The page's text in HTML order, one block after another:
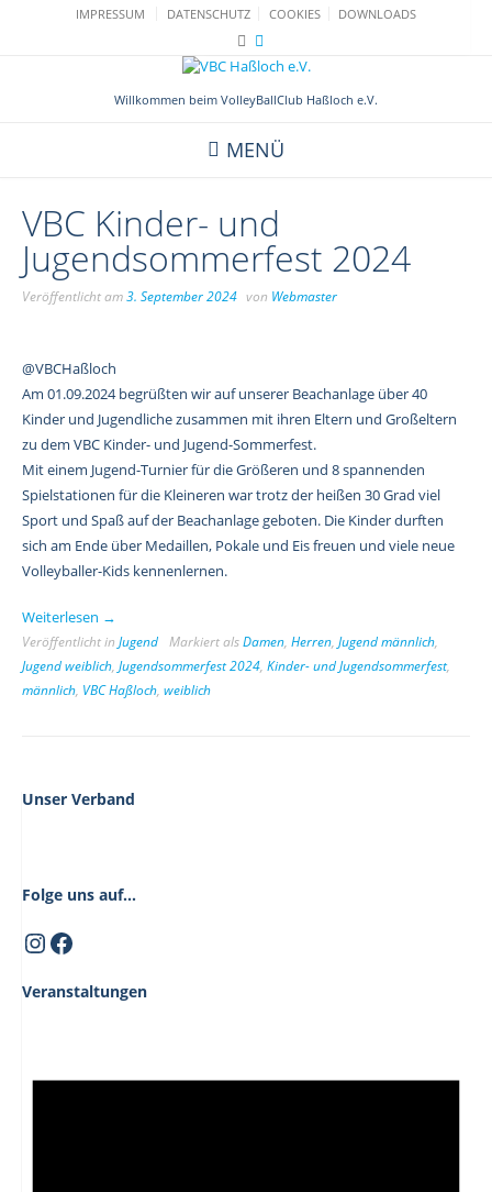
IMPRESSUM DATENSCHUTZ COOKIES DOWNLOADS
Willkommen beim VolleyBallClub Haßloch e.V.
MENÜ
VBC Kinder- und
Jugendsommerfest 2024
Veröffentlicht am3. September 2024 von Webmaster
@VBCHaßloch
Am 01.09.2024 begrüßten wir auf unserer Beachanlage über 40
Kinder und Jugendliche zusammen mit ihren Eltern und Großeltern
zu dem VBC Kinder- und Jugend-Sommerfest.
Mit einem Jugend-Turnier für die Größeren und 8 spannenden
Spielstationen für die Kleineren war trotz der heißen 30 Grad viel
Sport und Spaß auf der Beachanlage geboten. Die Kinder durften
sich am Ende über Medaillen, Pokale und Eis freuen und viele neue
Volleyballer-Kids kennenlernen.
Weiterlesen „VBC
Kinder-
und
Jugendsommerfest
→
Veröffentlicht in Jugend Markiert alsDamen, Herren, Jugend männlich,
Jugend weiblich, Jugendsommerfest 2024, Kinder- und Jugendsommerfest,
männlich, VBC Haßloch, weiblich
Unser Verband
Folge uns auf...
Instagram
Facebook
Veranstaltungen